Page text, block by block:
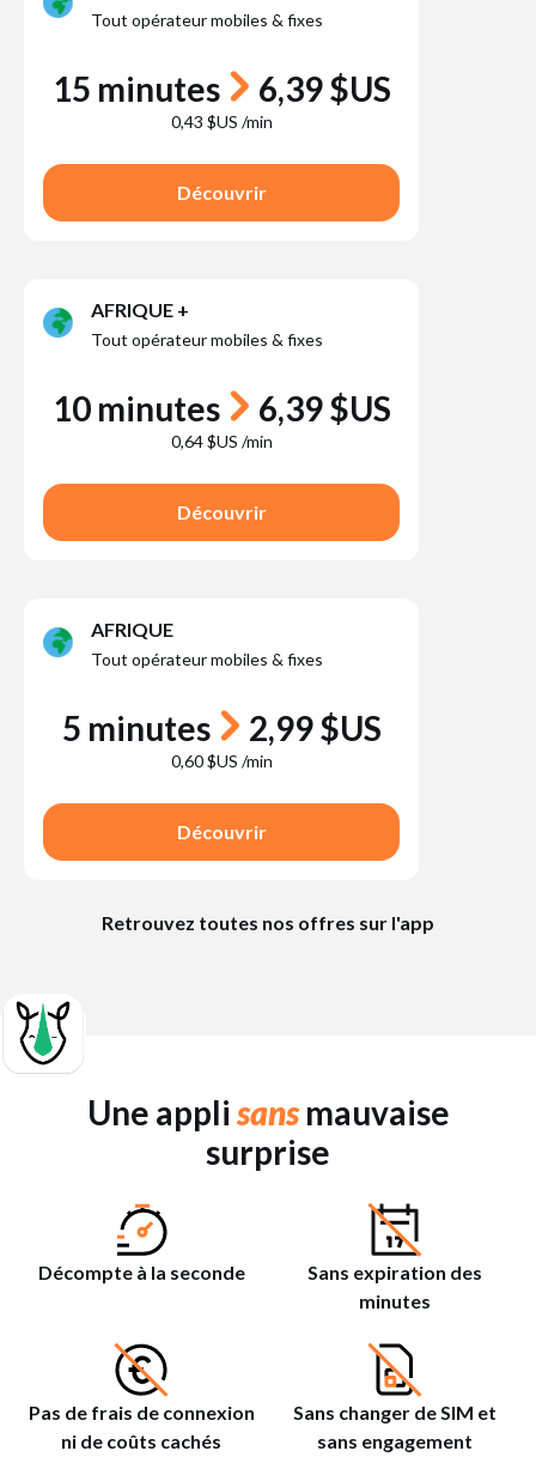
Tout opérateur mobiles & fixes
15 minutes 6,39 $US
0,43 $US /min
Découvrir
AFRIQUE +
Tout opérateur mobiles & fixes
10 minutes 6,39 $US
0,64 $US /min
Découvrir
AFRIQUE
Tout opérateur mobiles & fixes
5 minutes 2,99 $US
0,60 $US /min
Découvrir
Retrouvez toutes nos offres sur l'app
Une appli sansmauvaise
surprise
Décompte à la seconde
Sans expiration des
minutes
Pas de frais de connexion
ni de coûts cachés
Sans changer de SIM et
sans engagement